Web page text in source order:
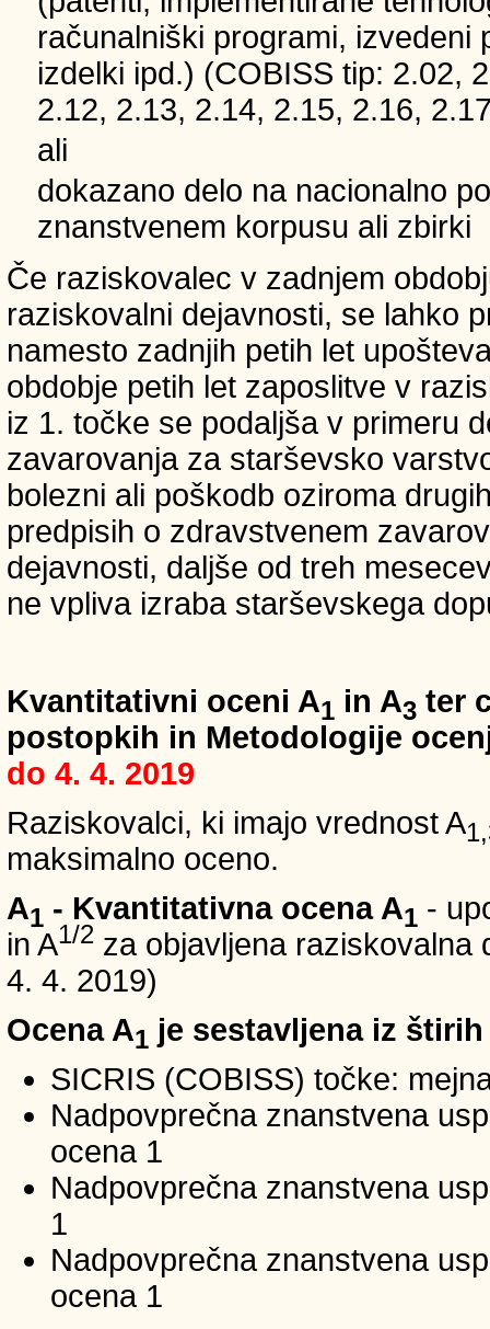
računalniški programi, izvedeni
izdelki ipd.) (COBISS tip: 2.02,
2.12, 2.13, 2.14, 2.15, 2.16,
ali
dokazano delo na nacionalno
znanstvenem korpusu ali zbirki
Če raziskovalec v zadnjem
raziskovalni dejavnosti, se lahko
namesto zadnjih petih let
obdobje petih let zaposlitve v
iz 1. točke se podaljša v primeru
zavarovanja za starševsko
bolezni ali poškodb oziroma
predpisih o zdravstvenem
dejavnosti, daljše od treh
ne vpliva izraba starševskega
Kvantitativni oceni A1 in A3 ter
postopkih in Metodologije
do 4. 4. 2019
Raziskovalci, ki imajo vrednost A
maksimalno oceno.
A1 - Kvantitativna ocena A1 -
in A1/2 za objavljena raziskovalna
4. 4. 2019)
Ocena A1 je sestavljena iz
SICRIS (COBISS) točke:
Nadpovprečna znanstvena
ocena 1
Nadpovprečna znanstvena
1
Nadpovprečna znanstvena
ocena 1